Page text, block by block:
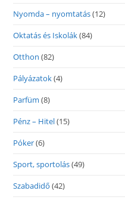
Nyomda – nyomtatás(12)
Oktatás és Iskolák(84)
Otthon (82)
Pályázatok(4)
Parfüm (8)
Pénz – Hitel(15)
Póker(6)
Sport, sportolás(49)
Szabadidő (42)